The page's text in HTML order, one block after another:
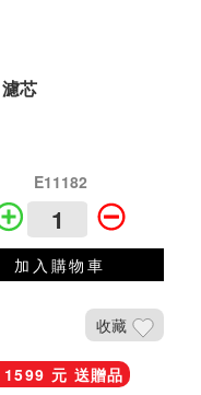
芯
E11182
加入購物車
收藏
1599 元 送贈品